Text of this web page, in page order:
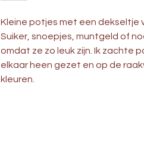
Kleine potjes met een
Suiker, snoepjes, muntgeld of
omdat ze zo leuk zijn. Ik zachte
elkaar heen gezet en op de
kleuren.